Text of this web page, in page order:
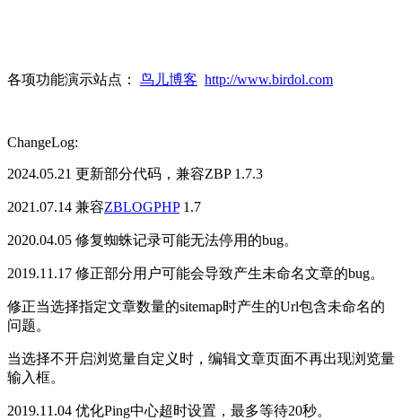
各项功能演示站点： 鸟儿博客 http://www.birdol.com
ChangeLog:
2024.05.21 更新部分代码，兼容ZBP 1.7.3
2021.07.14 兼容ZBLOGPHP1.7
2020.04.05 修复蜘蛛记录可能无法停用的bug。
2019.11.17 修正部分用户可能会导致产生未命名文章的bug。
修正当选择指定文章数量的sitemap时产生的Url包含未命名的
问题。
当选择不开启浏览量自定义时，编辑文章页面不再出现浏览量
输入框。
2019.11.04 优化Ping中心超时设置，最多等待20秒。